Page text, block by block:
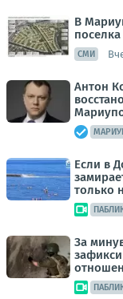
В
СМИ
Антон
Если в
только
За